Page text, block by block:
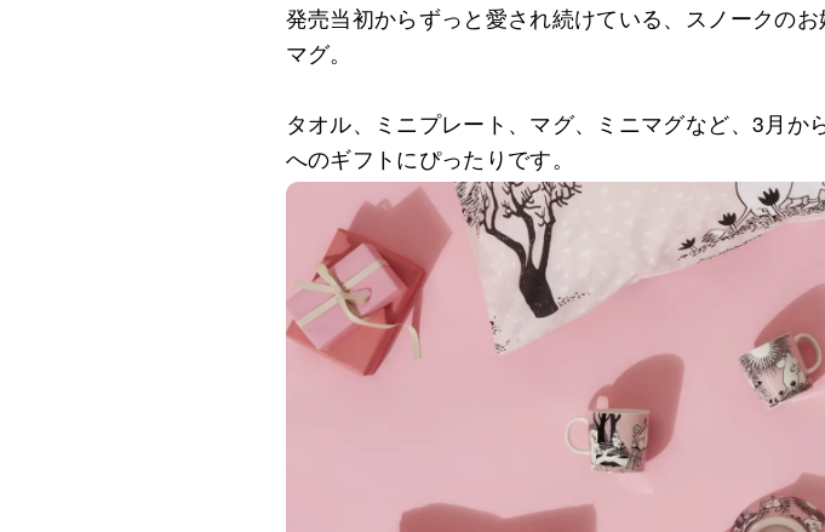
発売当初からずっと愛され続けている、スノークの
マグ。
タオル、ミニプレート、マグ、ミニマグなど、3月
へのギフトにぴったりです。